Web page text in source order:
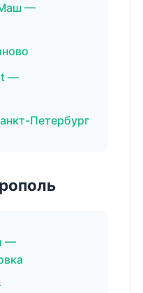
—
—
Петербург
—